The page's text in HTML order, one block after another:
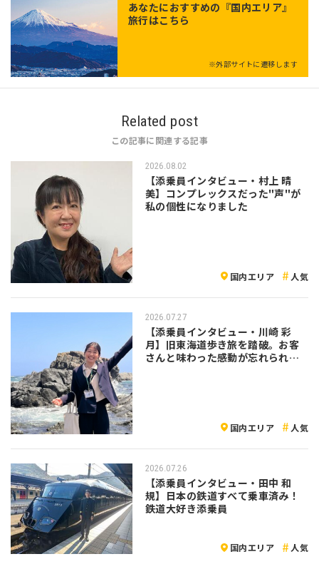
あなたにおすすめの『国内エリア』
旅行はこちら
※外部サイトに遷移します
Related post
この記事に関連する記事
2026.08.02
【添乗員インタビュー・村上 晴
美】コンプレックスだった"声"が
私の個性になりました
国内エリア 人気
2026.07.27
【添乗員インタビュー・川崎 彩
月】旧東海道歩き旅を踏破。お客
さんと味わった感動が忘れられな
国内エリア 人気
2026.07.26
【添乗員インタビュー・田中 和
規】日本の鉄道すべて乗車済み！
鉄道大好き添乗員
国内エリア 人気